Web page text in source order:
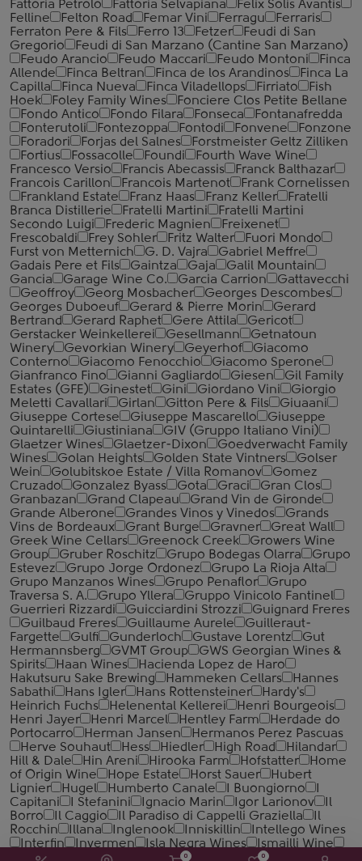
0 0
Fattoria Petrolo
Fattoria Selvapiana
Felix Solis Avantis
Felline
Felton Road Femar Vini Ferragu
Ferraris
Ferraton Pere & Fils
Ferro 13 Fetzer
Feudi di San
Gregorio
Feudi di San Marzano (Cantine San Marzano)
Feudo Arancio
Feudo Maccari Feudo Montoni
Finca
Allende
Finca Beltran Finca de los Arandinos
Finca La
Capilla
Finca Nueva Finca Viladellops Firriato
Fish
Hoek
Foley Family Wines
Fonciere Clos Petite Bellane
Fondo Antico
Fondo Filara Fonseca
Fontanafredda
Fonterutoli
Fontezoppa Fontodi Fonvene
Fonzone
Foradori
Forjas del Salnes
Forstmeister Geltz Zilliken
Fortius
Fossacolle Foundi
Fourth Wave Wine
Francesco Versio
Francis Abecassis
Franck Balthazar
Francois Carillon
Francois Martenot
Frank Cornelissen
Frankland Estate
Franz Haas Franz Keller
Fratelli
Branca Distillerie
Fratelli Martini
Fratelli Martini
Secondo Luigi
Frederic Magnien
Freixenet
Frescobaldi
Frey Sohler Fritz Walter
Fuori Mondo
Furst von Metternich
G. D. Vajra
Gabriel Meffre
Gadais Pere et Fils
Gaintza Gaja
Galil Mountain
Gancia
Garage Wine Co. Garcia Carrion
Gattavecchi
Geoffroy
Georg Mosbacher
Georges Descombes
Georges Duboeuf
Gerard & Pierre Morin
Gerard
Bertrand
Gerard Raphet Gere Attila
Gericot
Gerstacker Weinkellerei
Gesellmann
Getnatoun
Winery
Gevorkian Winery Geyerhof
Giacomo
Conterno
Giacomo Fenocchio
Giacomo Sperone
Gianfranco Fino
Gianni Gagliardo Giesen
Gil Family
Estates (GFE)
Ginestet Gini Giordano Vini
Giorgio
Meletti Cavallari
Girlan Gitton Pere & Fils
Giuaani
Giuseppe Cortese
Giuseppe Mascarello
Giuseppe
Quintarelli
Giustiniana
GIV (Gruppo Italiano Vini)
Glaetzer Wines
Glaetzer-Dixon
Goedverwacht Family
Wines
Golan Heights Golden State Vintners
Golser
Wein
Golubitskoe Estate / Villa Romanov
Gomez
Cruzado
Gonzalez Byass Gota Graci
Gran Clos
Granbazan
Grand Clapeau
Grand Vin de Gironde
Grande Alberone
Grandes Vinos y Vinedos
Grands
Vins de Bordeaux
Grant Burge Gravner
Great Wall
Greek Wine Cellars
Greenock Creek
Growers Wine
Group
Gruber Roschitz Grupo Bodegas Olarra
Grupo
Estevez
Grupo Jorge Ordonez
Grupo La Rioja Alta
Grupo Manzanos Wines
Grupo Penaflor
Grupo
Traversa S. A.
Grupo Yllera
Gruppo Vinicolo Fantinel
Guerrieri Rizzardi
Guicciardini Strozzi
Guignard Freres
Guilbaud Freres
Guillaume Aurele
Guilleraut-
Fargette
Gulfi Gunderloch Gustave Lorentz
Gut
Hermannsberg
GVMT Group
GWS Georgian Wines &
Spirits
Haan Wines
Hacienda Lopez de Haro
Hakutsuru Sake Brewing
Hammeken Cellars
Hannes
Sabathi
Hans Igler Hans Rottensteiner
Hardy's
Heinrich Fuchs
Helenental Kellerei
Henri Bourgeois
Henri Jayer
Henri Marcel Hentley Farm
Herdade do
Portocarro
Herman Jansen
Hermanos Perez Pascuas
Herve Souhaut
Hess Hiedler High Road
Hilandar
Hill & Dale
Hin Areni Hirooka Farm Hofstatter
Home
of Origin Wine
Hope Estate Horst Sauer
Hubert
Lignier
Hugel Humberto Canale I Buongiorno
Capitani
I Stefanini Ignacio Marin Igor Larionov
Il
Borro
Il Caggio Il Paradiso di Cappelli Graziella
Il
Rocchin
Illana Inglenook Inniskillin
Intellego Wines
Interfin
Invermen Isla Negra Wines
Ismailli Wine
Isole e Olena
Italo Cescon Ixsir J. B. Becker